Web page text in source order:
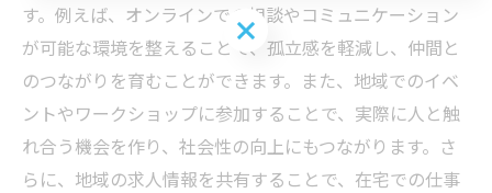
す。例えば、オンラインでの相談やコミュニケーション
が可能な環境を整えることで、孤立感を軽減し、仲間と
のつながりを育むことができます。また、地域でのイベ
ントやワークショップに参加することで、実際に人と触
れ合う機会を作り、社会性の向上にもつながります。さ
らに、地域の求人情報を共有することで、在宅での仕事
お問い合わせはこちら